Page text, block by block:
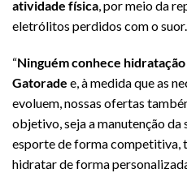
atividade física , por meio da
eletrólitos perdidos com o suor.
“Ninguém conhece
Gatorade e, à medida que as
evoluem, nossas ofertas
objetivo, seja a manutenção da
esporte de forma competitiva,
hidratar de forma